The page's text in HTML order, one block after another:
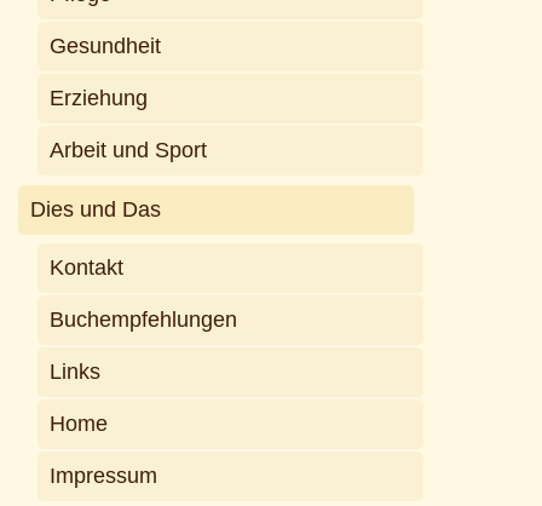
Gesundheit
Erziehung
Arbeit und Sport
Dies und Das
Kontakt
Buchempfehlungen
Links
Home
Impressum